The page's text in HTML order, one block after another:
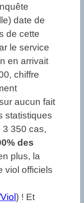
date de
de cette
le service
en arrivait
chiffre
aucun fait
statistiques
3 350 cas,
des
plus, la
viol officiels
) ! Et